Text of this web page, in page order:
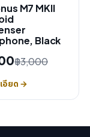
M7 MKII
Black
฿3,000
อียด →